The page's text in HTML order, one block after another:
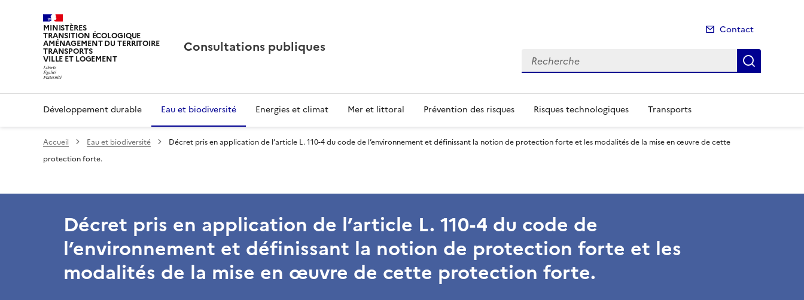
MINISTÈRES
TRANSITION ÉCOLOGIQUE
AMÉNAGEMENT DU TERRITOIRE
TRANSPORTS
VILLE ET LOGEMENT
Consultations publiques
Contact
Recherche
Développement durable Eau et biodiversité Energies et climat Mer et littoral Prévention des risques Risques technologiques Transports
Accueil Eau et biodiversité
Décret pris en application de l’article L. 110-4 du code de l’environnement et définissant la notion de protection forte et les modalités de la mise en œuvre de cette
protection forte.
Décret pris en application de l’article L. 110-4 du code de
l’environnement et définissant la notion de protection forte et les
modalités de la mise en œuvre de cette protection forte.